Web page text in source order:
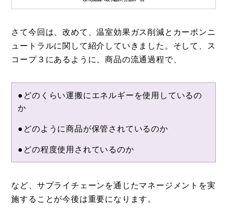
さて今回は、改めて、温室効果ガス削減とカーボンニ
ュートラルに関して紹介していきました。そして、ス
コープ３にあるように、商品の流通過程で、
●どのくらい運搬にエネルギーを使用しているの
か
●どのように商品が保管されているのか
●どの程度使用されているのか
など、サプライチェーンを通じたマネージメントを実
施することが今後は重要になります。